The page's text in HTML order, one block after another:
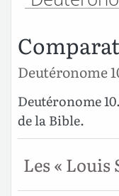
Deutéronome
Deutéronome
de la Bible.
Les « Louis